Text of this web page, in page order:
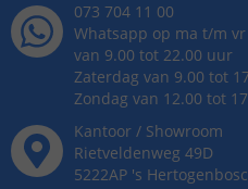
073 704 11 00
Whatsapp op ma t/m vr
van 9.00 tot 22.00 uur
Zaterdag van 9.00 tot
Zondag van 12.00 tot
Kantoor / Showroom
Rietveldenweg 49D
5222AP 's